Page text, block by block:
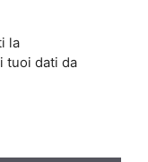
la
tuoi dati da